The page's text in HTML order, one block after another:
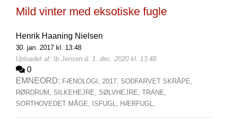
Mild vinter med eksotiske fugle
Henrik Haaning Nielsen
30. jan. 2017 kl. 13:48
Uploadet af: Ib Jensen d. 1. dec. 2020 kl. 13:48
0
EMNEORD: FÆNOLOGI, 2017, SODFARVET SKRÅPE,
RØRDRUM, SILKEHEJRE, SØLVHEJRE, TRANE,
SORTHOVEDET MÅGE,
ISFUGL, HÆRFUGL,